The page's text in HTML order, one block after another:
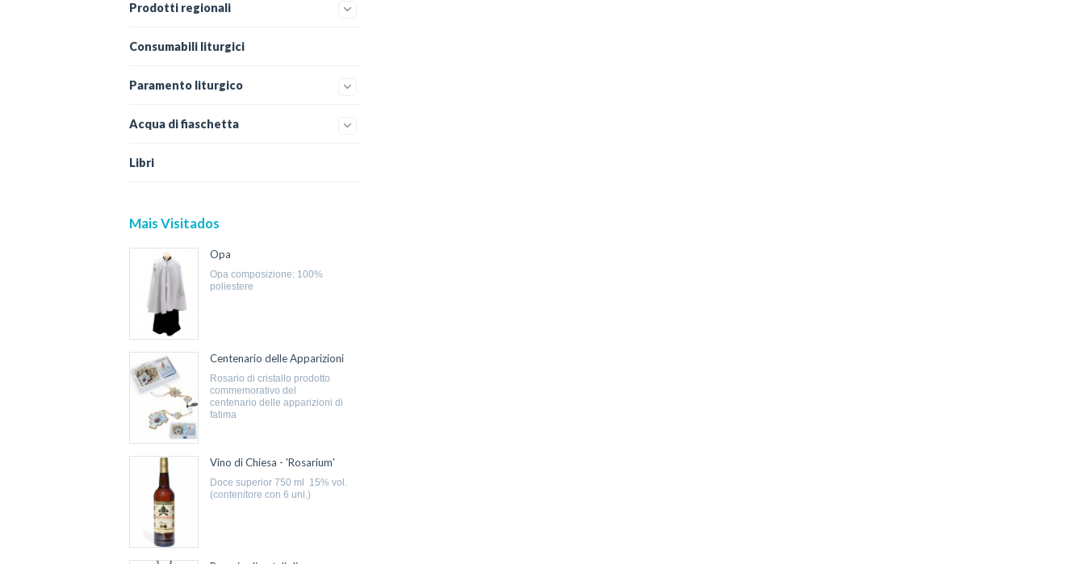
Prodotti regionali
Consumabili liturgici
Paramento liturgico
Acqua di fiaschetta
Libri
Mais Visitados
Opa
opa composizione: 100%
poliestere
Centenario delle Apparizioni
rosario di cristallo prodotto
commemorativo del
centenario delle apparizioni di
fatima
Vino di Chiesa - 'Rosarium'
doce superior 750 ml 15% vol.
(contenitore con 6 uni.)